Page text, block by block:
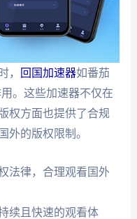
， 回国加速器如番茄
。这些加速器不仅在
权方面也提供了合规
外的版权限制。
法律，合理观看国外
续且快速的观看体